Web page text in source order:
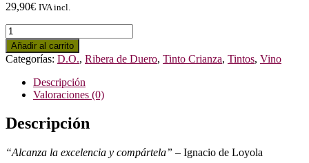
29,90€ IVA incl.
Detilio
2021
cantidad
Añadir al carrito
Categorías: D.O., Ribera de Duero, Tinto Crianza, Tintos, Vino
Descripción
Valoraciones (0)
Descripción
“Alcanza la excelencia y compártela” – Ignacio de Loyola